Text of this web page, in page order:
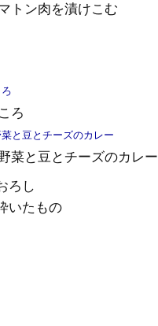
トン肉を漬けこむ
ろ
菜と豆とチーズのカレー
ろし
いたもの